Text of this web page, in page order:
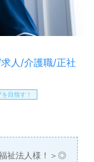
リアアップを実
をしたい』等の
当コンサルタン
す！】＊募集職
護職としてご活
えください。詳
人/介護職/正社
目指す！
祉法人様！＞◎